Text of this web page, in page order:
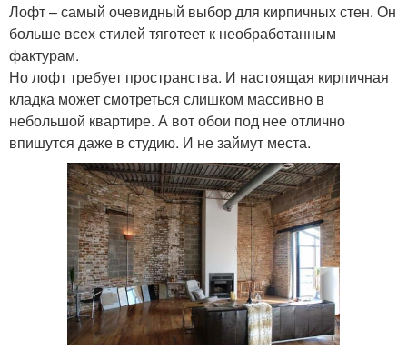
Лофт – самый очевидный выбор для кирпичных стен. Он
больше всех стилей тяготеет к необработанным
фактурам.
Но лофт требует пространства. И настоящая кирпичная
кладка может смотреться слишком массивно в
небольшой квартире. А вот обои под нее отлично
впишутся даже в студию. И не займут места.